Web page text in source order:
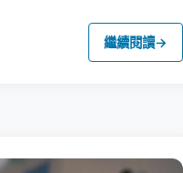
繼續閱讀→